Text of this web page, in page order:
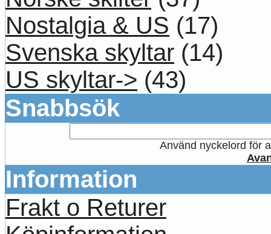
Nostalgia & US (17)
Svenska skyltar (14)
US skyltar-> (43)
Snabbsök
Använd nyckelord för
Information
Frakt o Returer